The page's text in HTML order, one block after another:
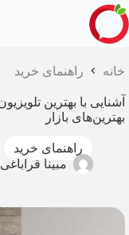
پرش
به
محتوا
خانه راهنمای خرید
بهترین‌های بازار
راهنمای خرید
مبینا قراباغی